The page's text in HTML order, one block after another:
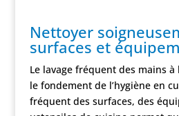
Nettoyer
surfaces et
Le lavage fréquent des mains à
le fondement de l’hygiène en
fréquent des surfaces, des